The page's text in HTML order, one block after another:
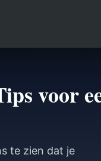
voor
te zien dat je